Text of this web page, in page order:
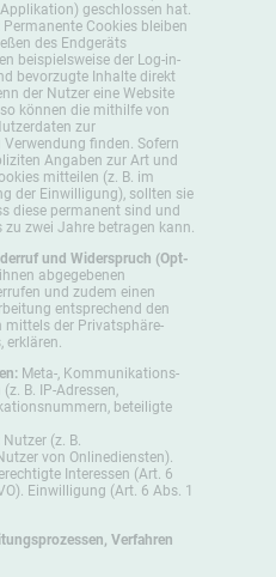
geschlossen hat.
Permanente Cookies bleiben
des Endgeräts
beispielsweise der Log-in-
bevorzugte Inhalte direkt
der Nutzer eine Website
können die mithilfe von
zur
Verwendung finden. Sofern
Angaben zur Art und
mitteilen (z. B. im
der Einwilligung), sollten sie
diese permanent sind und
zu zwei Jahre betragen kann.
und Widerspruch (Opt-
abgegebenen
und zudem einen
entsprechend den
mittels der Privatsphäre-
erklären.
Meta-, Kommunikations-
B. IP-Adressen,
beteiligte
Nutzer (z. B.
von Onlinediensten).
Interessen (Art. 6
Einwilligung (Art. 6 Abs. 1
Verfahren